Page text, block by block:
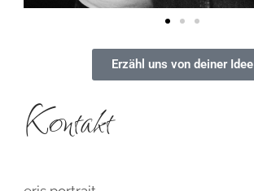
Erzähl uns von deiner Idee
Kontakt